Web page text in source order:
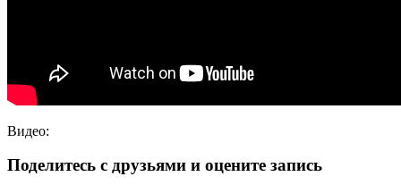
Видео:
Поделитесь с друзьями и оцените запись